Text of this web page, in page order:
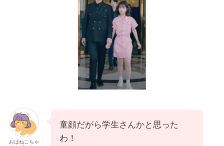
おばねこちゃ
童顔だがら学生さんかと思った
わ！